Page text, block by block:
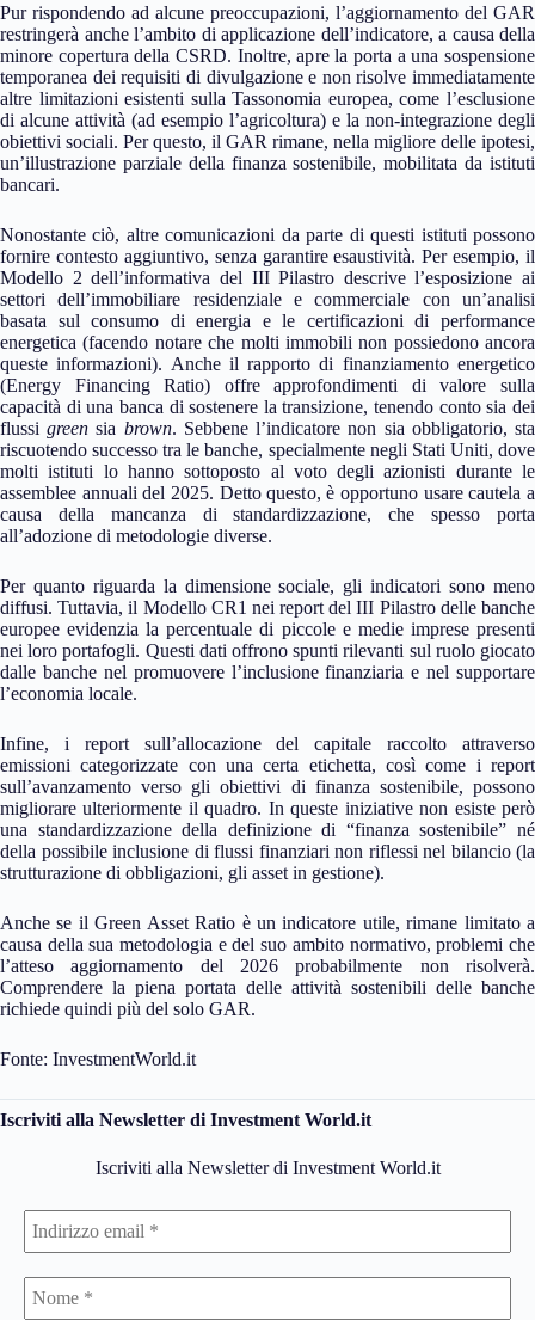
Pur rispondendo ad alcune preoccupazioni, l’aggiornamento del GAR
restringerà anche l’ambito di applicazione dell’indicatore, a causa della
minore copertura della CSRD. Inoltre, apre la porta a una sospensione
temporanea dei requisiti di divulgazione e non risolve immediatamente
altre limitazioni esistenti sulla Tassonomia europea, come l’esclusione
di alcune attività (ad esempio l’agricoltura) e la non-integrazione degli
obiettivi sociali. Per questo, il GAR rimane, nella migliore delle ipotesi,
un’illustrazione parziale della finanza sostenibile, mobilitata da istituti
bancari.
Nonostante ciò, altre comunicazioni da parte di questi istituti possono
fornire contesto aggiuntivo, senza garantire esaustività. Per esempio, il
Modello 2 dell’informativa del III Pilastro descrive l’esposizione ai
settori dell’immobiliare residenziale e commerciale con un’analisi
basata sul consumo di energia e le certificazioni di performance
energetica (facendo notare che molti immobili non possiedono ancora
queste informazioni). Anche il rapporto di finanziamento energetico
(Energy Financing Ratio) offre approfondimenti di valore sulla
capacità di una banca di sostenere la transizione, tenendo conto sia dei
flussigreen sia brown. Sebbene l’indicatore non sia obbligatorio, sta
riscuotendo successo tra le banche, specialmente negli Stati Uniti, dove
molti istituti lo hanno sottoposto al voto degli azionisti durante le
assemblee annuali del 2025. Detto questo, è opportuno usare cautela a
causa della mancanza di standardizzazione, che spesso porta
all’adozione di metodologie diverse.
Per quanto riguarda la dimensione sociale, gli indicatori sono meno
diffusi. Tuttavia, il Modello CR1 nei report del III Pilastro delle banche
europee evidenzia la percentuale di piccole e medie imprese presenti
nei loro portafogli. Questi dati offrono spunti rilevanti sul ruolo giocato
dalle banche nel promuovere l’inclusione finanziaria e nel supportare
l’economia locale.
Infine, i report sull’allocazione del capitale raccolto attraverso
emissioni categorizzate con una certa etichetta, così come i report
sull’avanzamento verso gli obiettivi di finanza sostenibile, possono
migliorare ulteriormente il quadro. In queste iniziative non esiste però
una standardizzazione della definizione di “finanza sostenibile” né
della possibile inclusione di flussi finanziari non riflessi nel bilancio (la
strutturazione di obbligazioni, gli asset in gestione).
Anche se il Green Asset Ratio è un indicatore utile, rimane limitato a
causa della sua metodologia e del suo ambito normativo, problemi che
l’atteso aggiornamento del 2026 probabilmente non risolverà.
Comprendere la piena portata delle attività sostenibili delle banche
richiede quindi più del solo GAR.
Fonte: InvestmentWorld.it
Iscriviti alla Newsletter di Investment World.it
Iscriviti alla Newsletter di Investment World.it